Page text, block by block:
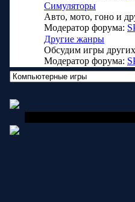
Симуляторы
Авто, мото, гоно и
Модератор форума:
Другие жанры
Обсудим игры
Модератор форума: